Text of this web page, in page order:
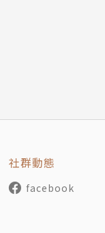
社群動態
facebook